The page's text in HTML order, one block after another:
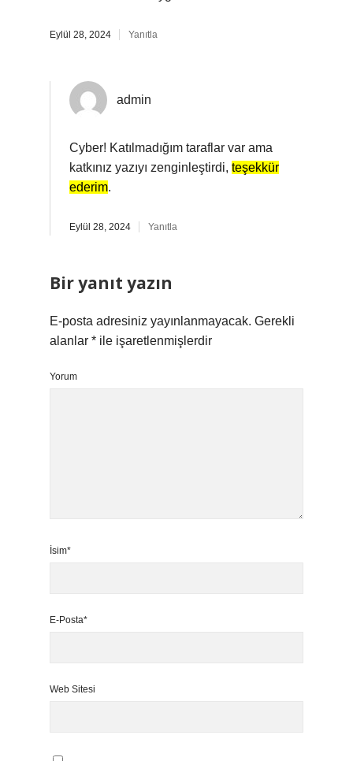
Eylül 28, 2024 Yanıtla
admin
Cyber! Katılmadığım taraflar var ama
katkınız yazıyı zenginleştirdi, teşekkür
ederim.
Eylül 28, 2024 Yanıtla
Bir yanıt yazın
E-posta adresiniz yayınlanmayacak. Gerekli
alanlar * ile işaretlenmişlerdir
Yorum
İsim*
E-Posta*
Web Sitesi